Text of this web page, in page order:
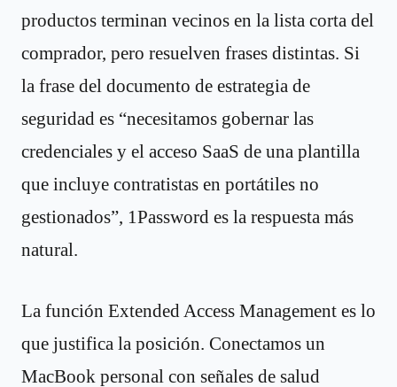
productos terminan vecinos en la lista corta del
comprador, pero resuelven frases distintas. Si
la frase del documento de estrategia de
seguridad es “necesitamos gobernar las
credenciales y el acceso SaaS de una plantilla
que incluye contratistas en portátiles no
gestionados”, 1Password es la respuesta más
natural.
La función Extended Access Management es lo
que justifica la posición. Conectamos un
MacBook personal con señales de salud